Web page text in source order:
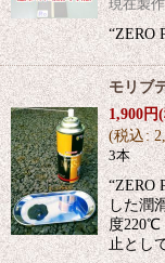
現在製
“ZERO
モリブ
1,900円
(税込:
3本
“ZERO
した潤
度220℃
止とし